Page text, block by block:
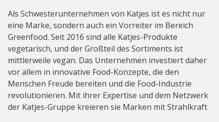
Als Schwesterunternehmen von Katjes ist es nicht nur
eine Marke, sondern auch ein Vorreiter im Bereich
Greenfood. Seit 2016 sind alle Katjes-Produkte
vegetarisch, und der Großteil des Sortiments ist
mittlerweile vegan. Das Unternehmen investiert daher
vor allem in innovative Food-Konzepte, die den
Menschen Freude bereiten und die Food-Industrie
revolutionieren. Mit ihrer Expertise und dem Netzwerk
der Katjes-Gruppe kreieren sie Marken mit Strahlkraft